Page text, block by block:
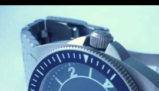
Watchstreetเป็นเวปไซต์ที่ดีที่สุดที่คุณสา
ที่ทันสมัยที่สุดในด้านการค้นหานาฬิกา
พร้อมกับความคิดเห็นและภาพถ่ายจากเจ้า
ติดต่อเรา